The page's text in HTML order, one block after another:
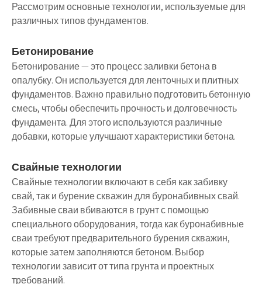
Рассмотрим основные технологии, используемые для
различных типов фундаментов.
Бетонирование
Бетонирование — это процесс заливки бетона в
опалубку. Он используется для ленточных и плитных
фундаментов. Важно правильно подготовить бетонную
смесь, чтобы обеспечить прочность и долговечность
фундамента. Для этого используются различные
добавки, которые улучшают характеристики бетона.
Свайные технологии
Свайные технологии включают в себя как забивку
свай, так и бурение скважин для буронабивных свай.
Забивные сваи вбиваются в грунт с помощью
специального оборудования, тогда как буронабивные
сваи требуют предварительного бурения скважин,
которые затем заполняются бетоном. Выбор
технологии зависит от типа грунта и проектных
требований.